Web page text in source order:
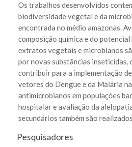
Os trabalhos desenvolvidos
biodiversidade vegetal e da
encontrada no médio amazonas.
composição química e do
extratos vegetais e microbianos
por novas substâncias inseticidas,
contribuir para a implementação
vetores do Dengue e da Malária
antimicrobianos em populações
hospitalar e avaliação da
secundários também são
Pesquisadores